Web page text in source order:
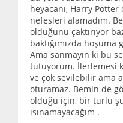
heyacanı, Harry Potter
nefesleri alamadım.
olduğunu çaktırıyor
baktığımızda hoşuma
Ama sanmayın ki bu
tutuyorum. İlerlemesi
ve çok sevilebilir ama
oturamaz. Bemin de
olduğu için, bir türlü şu
ısınamayacağım .